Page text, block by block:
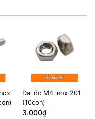
Đai ốc M4 inox 201
(10con)
3.000₫